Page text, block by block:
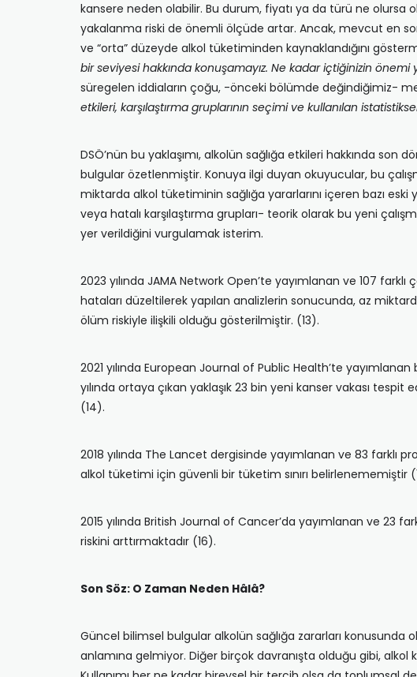
kansere neden olabilir. Bu durum, fiyatı ya da türü ne olursa
yakalanma riski de önemli ölçüde artar. Ancak, mevcut en
ve “orta” düzeyde alkol tüketiminden kaynaklandığını
bir seviyesi hakkında konuşamayız. Ne kadar içtiğinizin önemi
süregelen iddiaların çoğu, -önceki bölümde değindiğimiz-
etkileri, karşılaştırma gruplarının seçimi ve kullanılan
DSÖ’nün bu yaklaşımı, alkolün sağlığa etkileri hakkında son
bulgular özetlenmiştir. Konuya ilgi duyan okuyucular, bu
miktarda alkol tüketiminin sağlığa yararlarını içeren bazı eski
veya hatalı karşılaştırma grupları- teorik olarak bu yeni
yer verildiğini vurgulamak isterim.
2023 yılında JAMA Network Open’te yayımlanan ve 107
hataları düzeltilerek yapılan analizlerin sonucunda, az
ölüm riskiyle ilişkili olduğu gösterilmiştir. (13).
2021 yılında European Journal of Public Health’te
yılında ortaya çıkan yaklaşık 23 bin yeni kanser vakası
(14).
2018 yılında The Lancet dergisinde yayımlanan ve 83 farklı
alkol tüketimi için güvenli bir tüketim sınırı belirlenememiştir
2015 yılında British Journal of Cancer’da yayımlanan ve
riskini arttırmaktadır (16).
Son Söz: O Zaman Neden Hâlâ?
Güncel bilimsel bulgular alkolün sağlığa zararları konusunda
anlamına gelmiyor. Diğer birçok davranışta olduğu gibi,